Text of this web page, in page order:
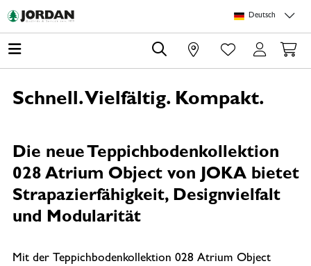
Deutsch
0
Schnell. Vielfältig. Kompakt.
Die neue Teppichbodenkollektion
028 Atrium Object von JOKA bietet
Strapazierfähigkeit, Designvielfalt
und Modularität
Mit der Teppichbodenkollektion 028 Atrium Object